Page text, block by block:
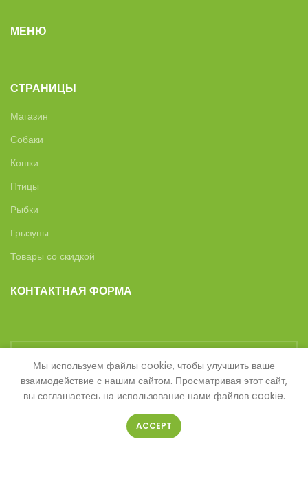
МЕНЮ
СТРАНИЦЫ
Магазин
Собаки
Кошки
Птицы
Рыбки
Грызуны
Товары со скидкой
КОНТАКТНАЯ ФОРМА
Ваше имя
Мы используем файлы cookie, чтобы улучшить ваше
взаимодействие с нашим сайтом. Просматривая этот сайт,
вы соглашаетесь на использование нами файлов cookie.
ACCEPT